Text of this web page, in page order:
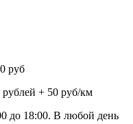
руб
+ 50 руб/км
до 18:00. В любой день